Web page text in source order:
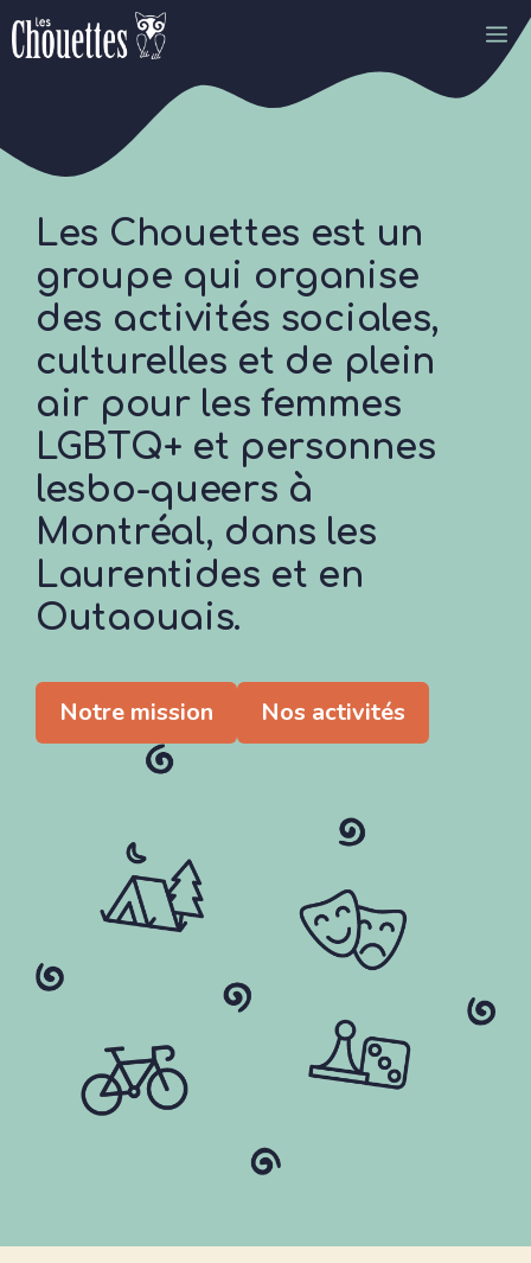
Aller
au
Les Chouettes est un
groupe qui organise
des activités sociales,
culturelles et de plein
air pour les femmes
LGBTQ+ et personnes
lesbo-queers à
Montréal, dans les
Laurentides et en
Outaouais.
Notre mission Nos activités